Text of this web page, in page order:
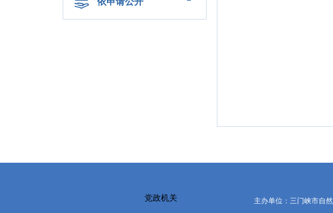
党政机关 主办单位：三门峡市自